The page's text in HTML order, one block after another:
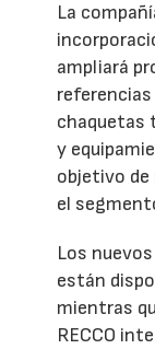
La
ampliará
chaquetas
y
objetivo
el
Los
están
mientras
RECCO